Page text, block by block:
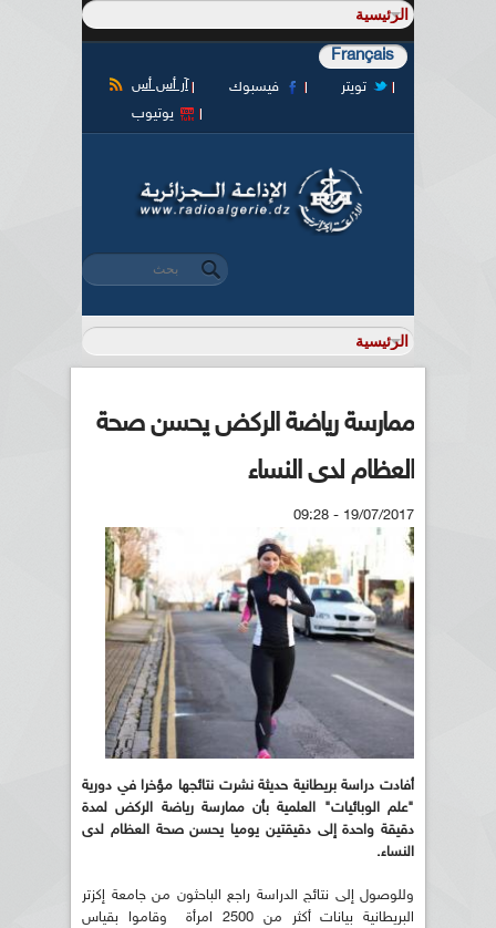
Français
آر أس أس فيسبوك
تويتر
يوتيوب
استمارة البحث
‏بحث ‏
ممارسة رياضة الركض يحسن صحة
العظام لدى النساء
19/07/2017 - 09:28
أفادت دراسة بريطانية حديثة نشرت نتائجها مؤخرا في دورية
"علم الوبائيات" العلمية بأن ممارسة رياضة الركض لمدة
دقيقة واحدة إلى دقيقتين يوميا يحسن صحة العظام لدى
النساء.
وللوصول إلى نتائج الدراسة راجع الباحثون من جامعة إكزتر
البريطانية بيانات أكثر من 2500 امرأة وقاموا بقياس